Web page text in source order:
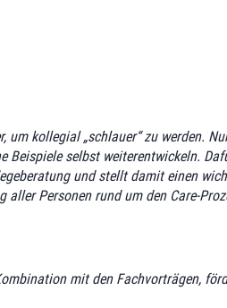
kollegial „schlauer“ zu werden.
selbst weiterentwickeln.
und stellt damit einen
Personen rund um den Care-
mit den Fachvorträgen,